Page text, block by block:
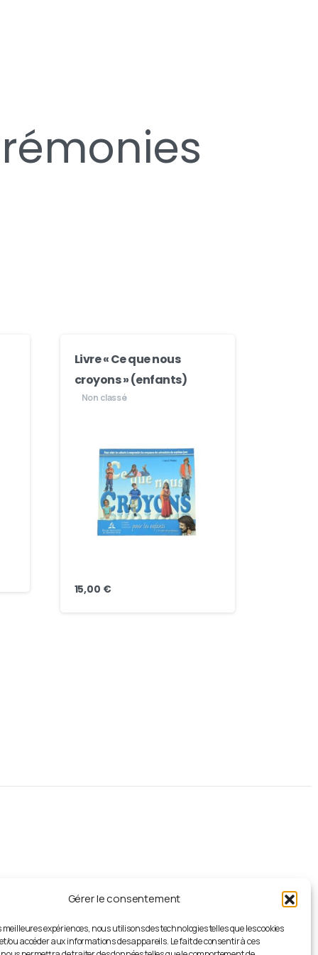
Gérer le consentement
meilleures expériences, nous utilisons des technologies telles que les cookies
ou accéder aux informations des appareils. Le fait de consentir à ces
Livre « Ce que nous
croyons » (enfants)
Non classé
15,00 €
votre boîte de réception, gratuitement.